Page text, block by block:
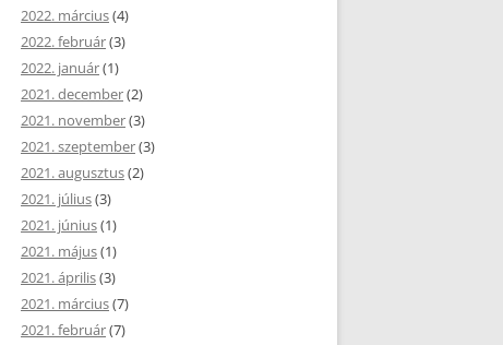
2022. március(4)
2022. február(3)
2022. január(1)
2021. december(2)
2021. november(3)
2021. szeptember(3)
2021. augusztus(2)
2021. július(3)
2021. június(1)
2021. május(1)
2021. április(3)
2021. március(7)
2021. február(7)